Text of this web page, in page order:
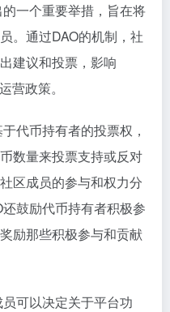
一个重要举措，旨在将
。通过DAO的机制，社
建议和投票，影响
营政策。
代币持有者的投票权，
数量来投票支持或反对
区成员的参与和权力分
鼓励代币持有者积极参
励那些积极参与和贡献
可以决定关于平台功